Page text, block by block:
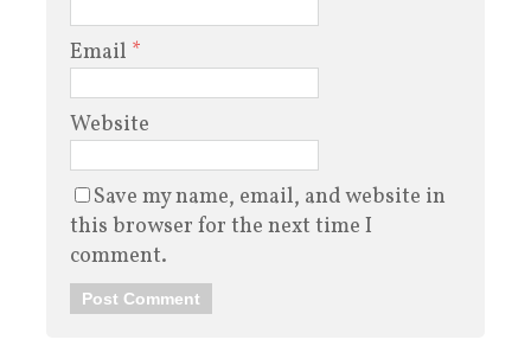
Email *
Website
Save my name, email, and website in
this browser for the next time I
comment.